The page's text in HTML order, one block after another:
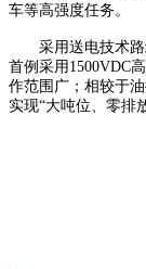
车等高强度任务。
采用送电技术路
首例采用1500VDC
作范围广；相较于
实现“大吨位、零排